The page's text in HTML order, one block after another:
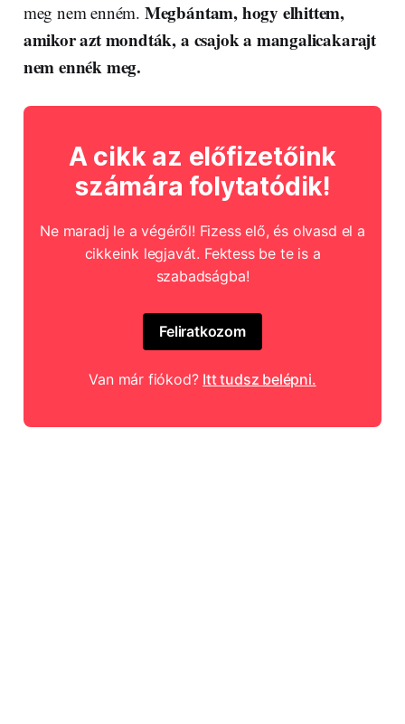
meg nem enném. Megbántam, hogy elhittem,
amikor azt mondták, a csajok a mangalicakarajt
nem ennék meg.
A cikk az előfizetőink
számára folytatódik!
Ne maradj le a végéről! Fizess elő, és olvasd el a
cikkeink legjavát. Fektess be te is a
szabadságba!
Feliratkozom
Van már fiókod? Itt tudsz belépni.